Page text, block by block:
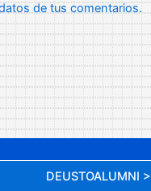
DEUSTOALUMNI >
de tus comentarios.